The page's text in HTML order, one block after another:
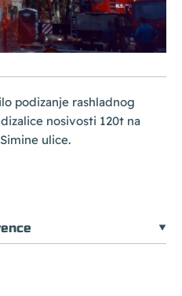
podizanje rashladnog
nosivosti 120t na
ulice.